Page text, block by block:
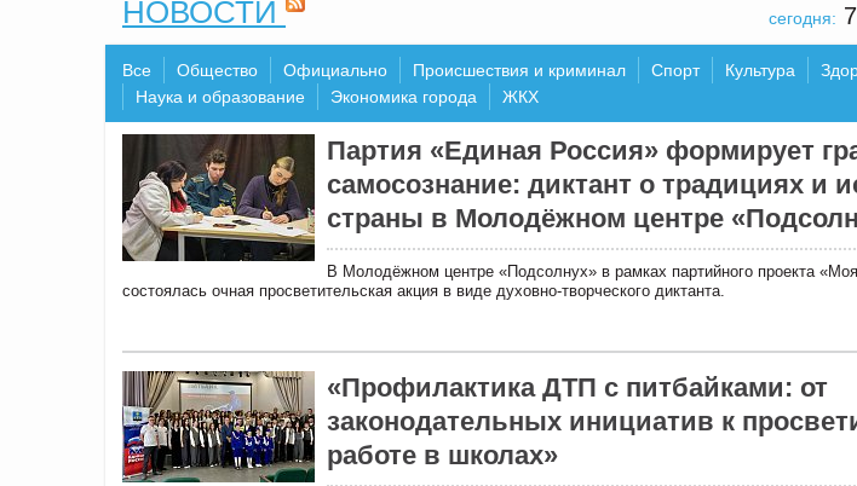
сегодня:
НОВОСТИ
Все Общество Официально Происшествия и криминал Спорт Культура
Наука и образование
Экономика города ЖКХ
Партия «Единая Россия» формирует
самосознание: диктант о традициях и
страны в Молодёжном центре
В Молодёжном центре «Подсолнух» в рамках партийного проекта
состоялась очная просветительская акция в виде духовно-творческого диктанта.
«Профилактика ДТП с питбайками: от
законодательных инициатив к
работе в школах»